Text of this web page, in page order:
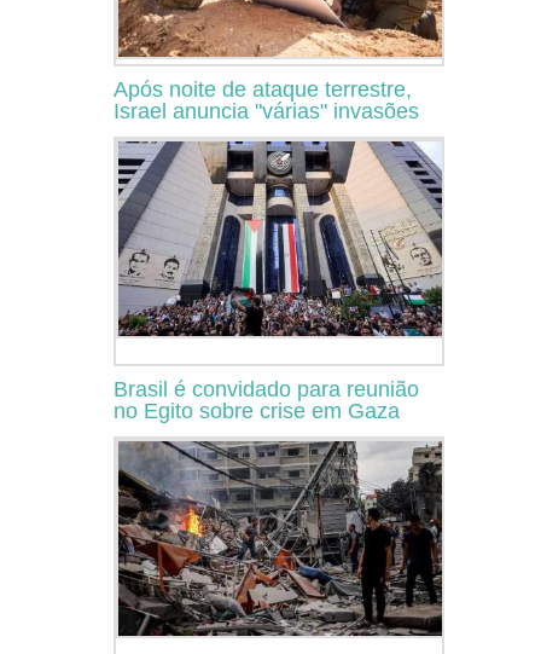
Após noite de ataque terrestre,
Israel anuncia "várias" invasões
Brasil é convidado para reunião
no Egito sobre crise em Gaza